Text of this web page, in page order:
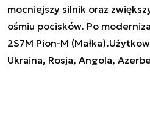
mocniejszy silnik oraz
ośmiu pocisków. Po
2S7M Pion-M
Ukraina, Rosja, Angola,